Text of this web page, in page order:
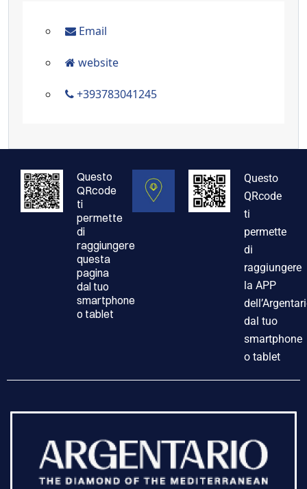
Email:
Email
Sito
website
Telefono:
+393783041245
Questo
QRcode
ti
permette
di
raggiungere
questa
pagina
dal tuo
smartphone
o tablet
Questo
QRcode
ti
permette
di
raggiungere
la APP
dal tuo
smartphone
o tablet